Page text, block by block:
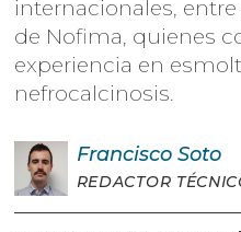
internacionales,
de Nofima, quienes
experiencia en
nefrocalcinosis.
Francisco Soto
REDACTOR